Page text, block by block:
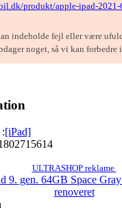
produkt/apple-ipad-2021-
indeholde fejl eller være
noget, så vi kan forbedre
[iPad]
ULTRASHOP reklame